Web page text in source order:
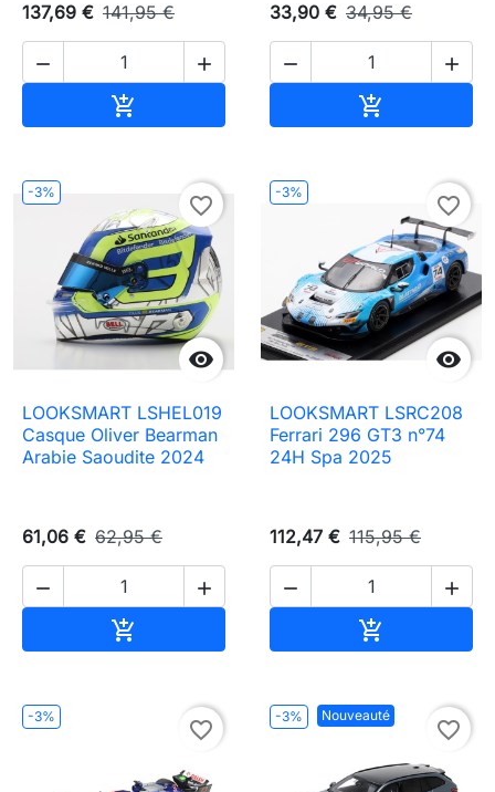
137,69 € 141,95 €
 

33,90 € 34,95 €
 

-3%

favorite_border
LOOKSMART LSHEL019
Casque Oliver Bearman
Arabie Saoudite 2024
61,06 € 62,95 €
 

-3%

favorite_border
LOOKSMART LSRC208
Ferrari 296 GT3 n°74
24H Spa 2025
112,47 € 115,95 €
 

-3%
favorite_border
-3% Nouveauté
favorite_border